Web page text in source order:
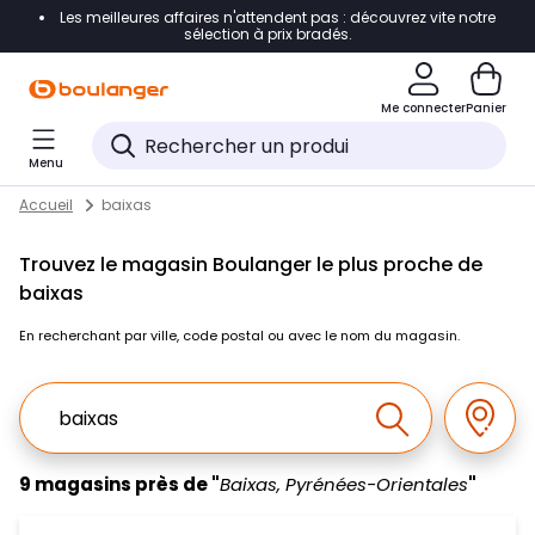
Accéder directement à la navigation
Accéder directement au pied de page
Accéder directement au chatbot
Les meilleures affaires n'attendent pas : découvrez vite notre
sélection à prix bradés.
Me connecterPanier
Menu
Skip to content
Return to Nav
Accueil baixas
Trouvez le magasin Boulanger le plus proche de
baixas
En recherchant par ville, code postal ou avec le nom du magasin.
Ville, Region, Code postal ou Ville & Pays
Effectuer la
9 magasins près de "Baixas, Pyrénées-Orientales"